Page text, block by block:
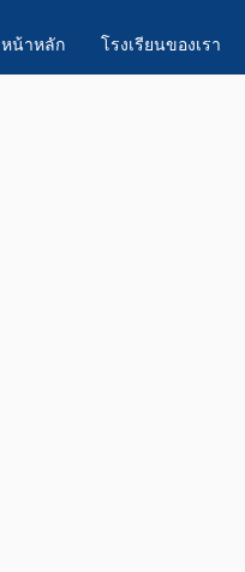
หน้าหลัก โรงเรียนของเรา